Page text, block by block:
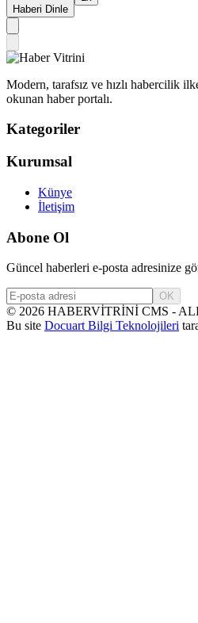
Haberi Dinle
Modern, tarafsız ve hızlı habercilik
okunan haber portalı.
Kategoriler
Kurumsal
Künye
İletişim
Abone Ol
Güncel haberleri e-posta adresinize
OK
© 2026 HABERVİTRİNİ CMS -
Bu site Docuart Bilgi Teknolojileri